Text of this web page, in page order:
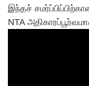
இந்தச்
NTA